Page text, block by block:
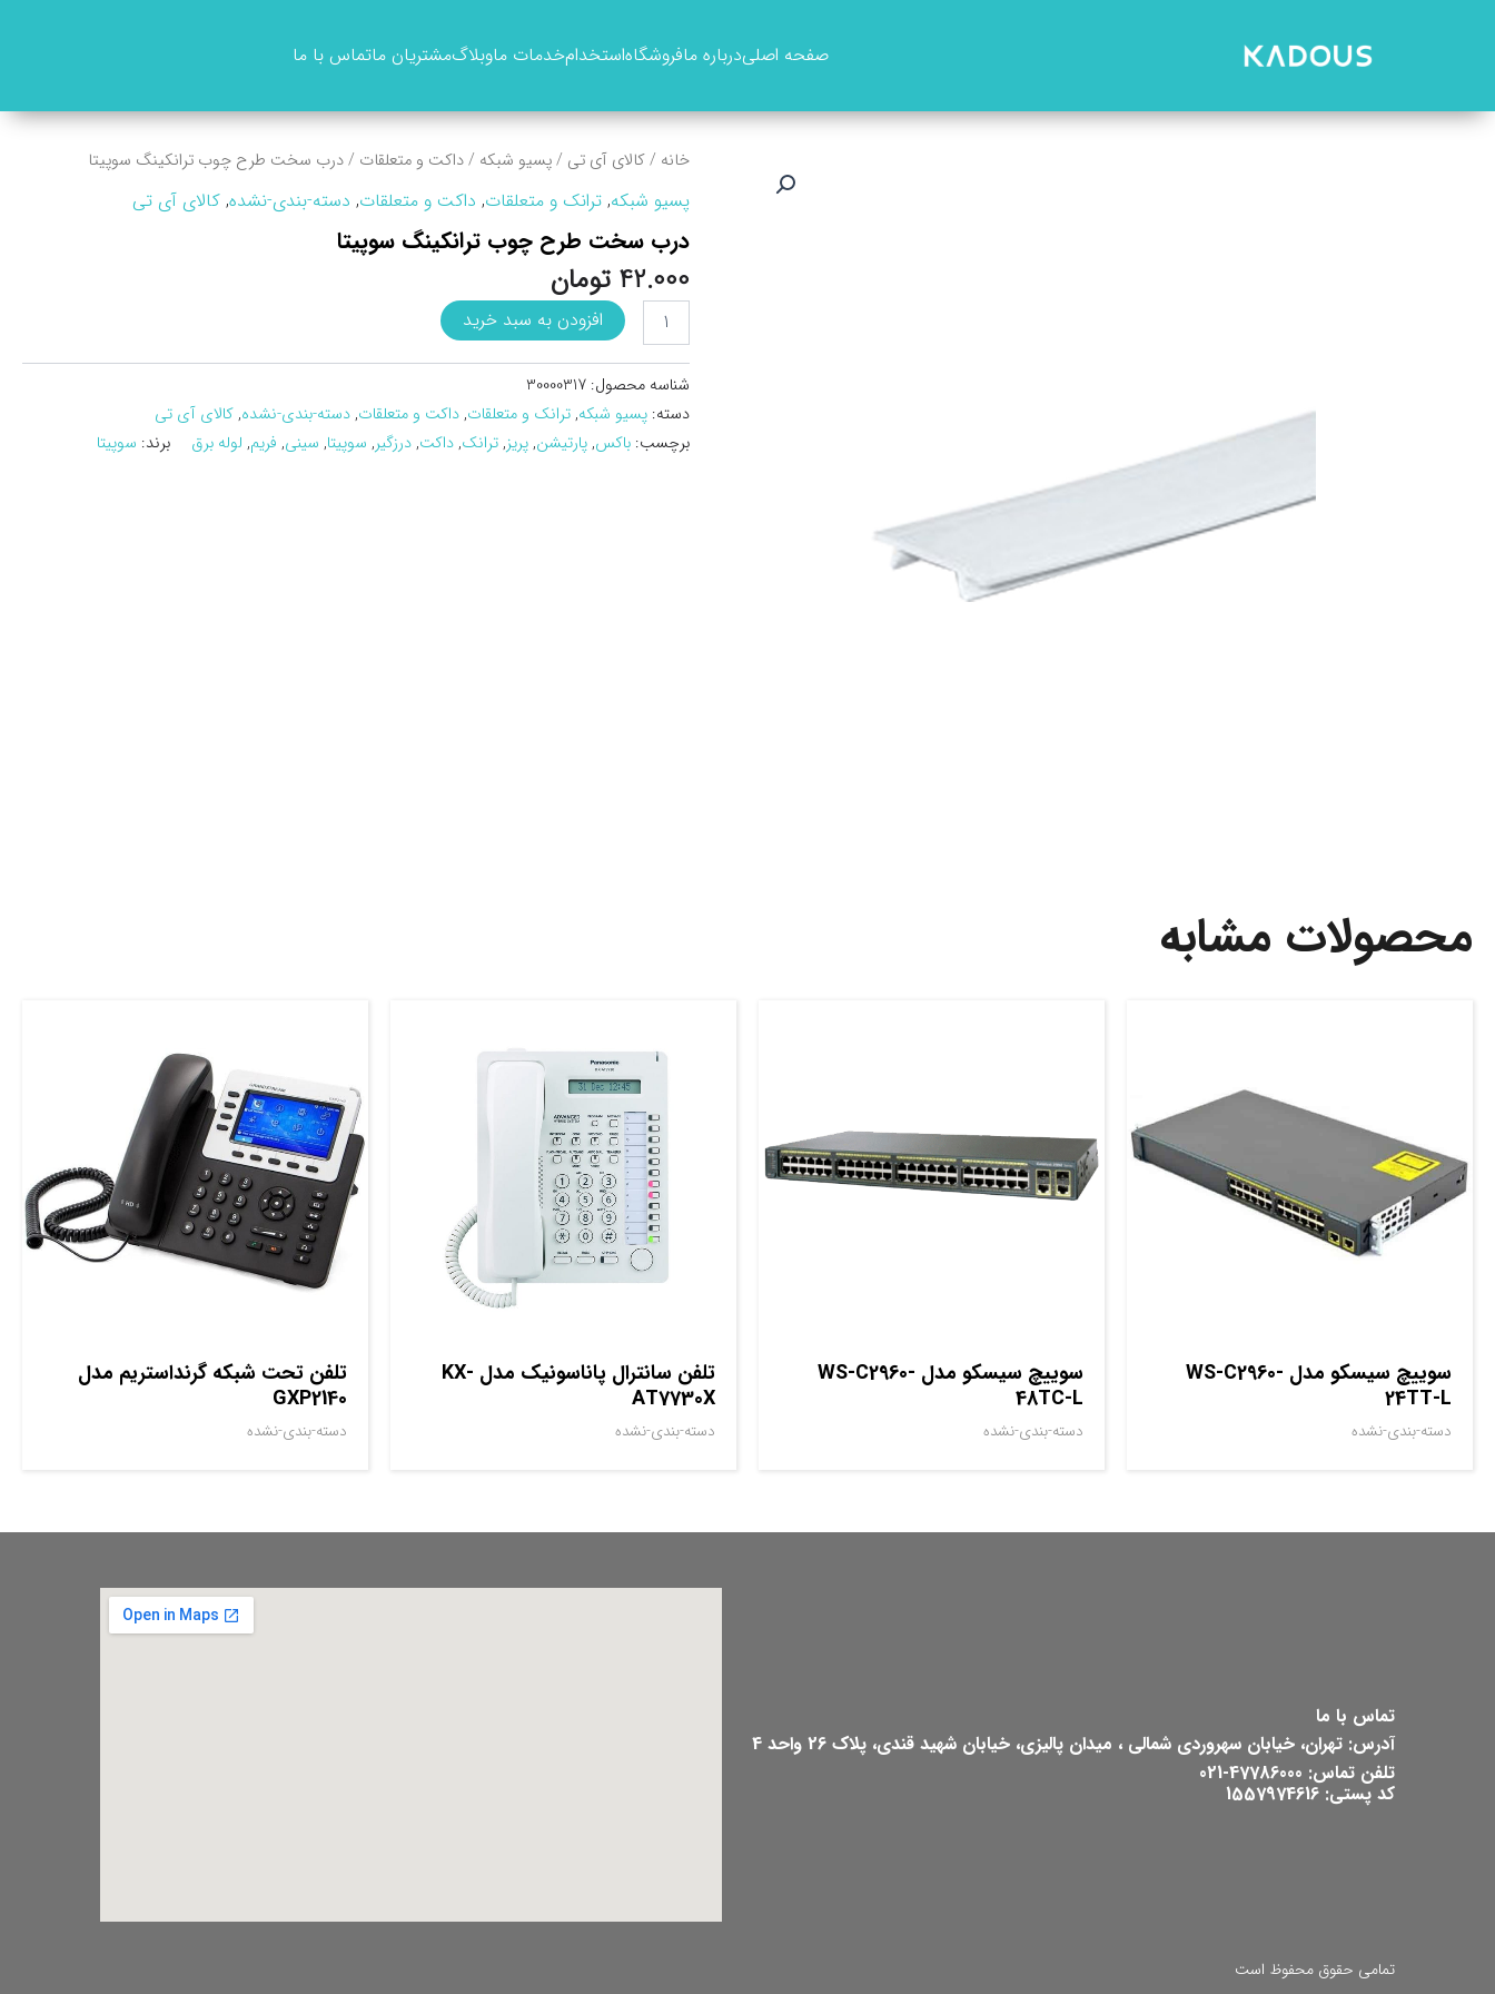
صفحه اصلیدرباره مافروشگاهاستخدامخدمات ماوبلاگمشتریان ماتماس با ما
خانه /کالای آی تی /پسیو شبکه /داکت و متعلقات / درب سخت طرح چوب ترانکينگ سوپيتا
پسیو شبکه,ترانک و متعلقات, داکت و متعلقات, دسته-بندی-نشده,کالای آی تی
درب سخت طرح چوب ترانکينگ سوپيتا
42.000 تومان
درب
سخت
چوب
سوپيتا
عدد
افزودن به سبد خرید
شناسه محصول:30000317
دسته:پسیو شبکه,ترانک و متعلقات,داکت و متعلقات,دسته-بندی-نشده,کالای آی تی
برچسب:باکس,پارتیشن,پریز,ترانک,داکت,درزگیر, سوپیتا, سینی, فریم, لوله برق برند: سوپیتا
محصولات مشابه
سوييچ سيسکو مدل WS-C2960-
24TT-L
دسته-بندی-نشده
سوييچ سيسکو مدل WS-C2960-
48TC-L
دسته-بندی-نشده
تلفن سانترال پاناسونیک مدل KX-
AT7730X
دسته-بندی-نشده
تلفن تحت شبکه گرنداستریم مدل
GXP2140
دسته-بندی-نشده
تماس با ما
آدرس: تهران، خیابان سهروردی شمالی ، میدان پالیزی، خیابان شهید قندی، پلاک 26 واحد 4
تلفن تماس: 47786000-021
کد پستی: 1557974616
تمامی حقوق محفوظ است